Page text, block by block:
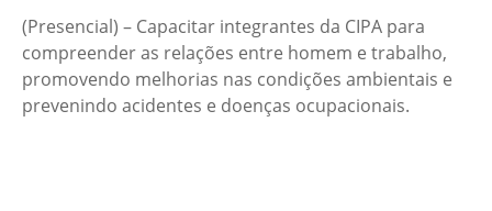
(Presencial) – Capacitar integrantes da CIPA para
compreender as relações entre homem e trabalho,
promovendo melhorias nas condições ambientais e
prevenindo acidentes e doenças ocupacionais.